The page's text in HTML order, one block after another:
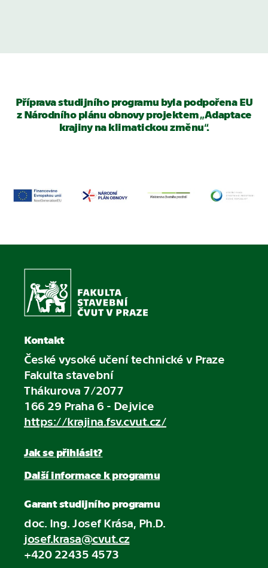
Příprava studijního programu byla podpořena EU
z Národního plánu obnovy projektem „Adaptace
krajiny na klimatickou změnu“.
Kontakt
České vysoké učení technické v Praze
Fakulta stavební
Thákurova 7/2077
166 29 Praha 6 - Dejvice
https://krajina.fsv.cvut.cz/
Jak se přihlásit?
Další informace k programu
Garant studijního programu
doc. Ing. Josef Krása, Ph.D.
josef.krasa@cvut.cz
+420 22435 4573